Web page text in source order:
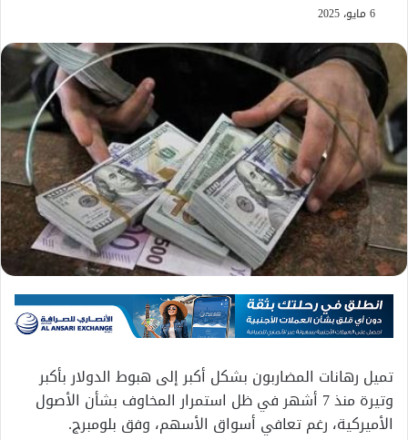
6 مايو، 2025
تميل رهانات المضاربون بشكل أكبر إلى هبوط الدولار بأكبر
وتيرة منذ 7 أشهر في ظل استمرار المخاوف بشأن الأصول
الأميركية، رغم تعافي أسواق الأسهم، وفق بلومبرج.